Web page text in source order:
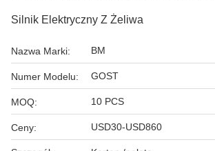
Silnik Elektryczny Z Żeliwa
Nazwa Marki: BM
Numer Modelu: GOST
MOQ: 10 PCS
Ceny: USD30-USD860